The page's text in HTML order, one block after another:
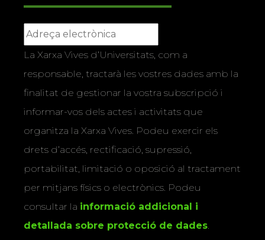
La Xarxa Vives d’Universitats, com a
responsable, tractarà les vostres dades amb la
finalitat de gestionar la vostra subscripció i
informar-vos dels actes i activitats que
organitza la Xarxa Vives. Podeu exercir els
drets d’accés, rectificació, supressió,
portabilitat, limitació o oposició al tractament
per mitjans físics o electrònics. Podeu
consultar la informació addicional i
detallada sobre protecció de dades.